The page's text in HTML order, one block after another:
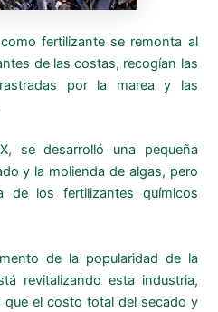
fertilizante se remonta al
de las costas, recogían las
por la marea y las
se desarrolló una pequeña
y la molienda de algas, pero
de los fertilizantes químicos
de la popularidad de la
revitalizando esta industria,
el costo total del secado y